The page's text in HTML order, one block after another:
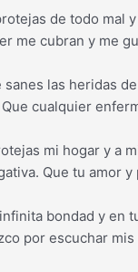
de todo mal
me cubran y me
las heridas
cualquier
mi hogar y a
Que tu amor
bondad y en
por escuchar